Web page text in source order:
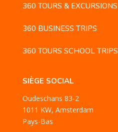
360 TOURS & EXCURSIONS
360 BUSINESS TRIPS
360 TOURS SCHOOL TRIPS
SIÈGE SOCIAL
Oudeschans 83-2
1011 KW, Amsterdam
Pays-Bas